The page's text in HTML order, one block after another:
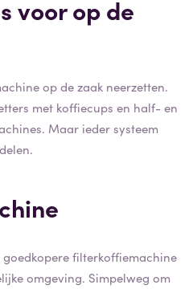
voor op de
op de zaak neerzetten.
met koffiecups en half- en
Maar ieder systeem
filterkoffiemachine
omgeving. Simpelweg om